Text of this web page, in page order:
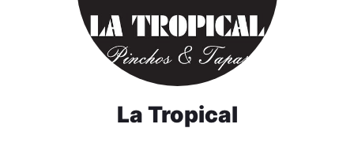
La Tropical